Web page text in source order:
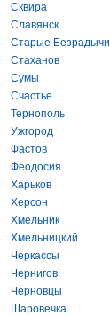
Сквира
Славянск
Старые Безрадычи
Стаханов
Сумы
Счастье
Тернополь
Ужгород
Фастов
Феодосия
Харьков
Херсон
Хмельник
Хмельницкий
Черкассы
Чернигов
Черновцы
Шаровечка